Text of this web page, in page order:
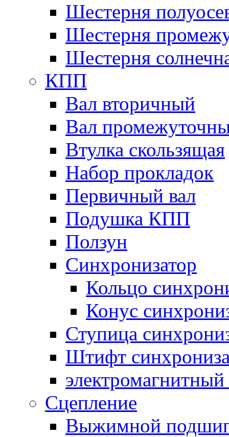
Шестерня
Шестерня
Шестерня
КПП
Вал вторичный
Вал
Втулка скользящая
Набор прокладок
Первичный вал
Подушка КПП
Ползун
Синхронизатор
Кольцо
Конус
Ступица
Штифт
электромагнитный
Сцепление
Выжимной